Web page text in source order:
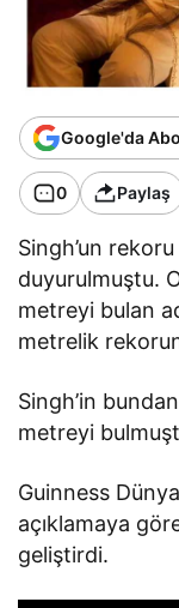
Google'da
0 Paylaş
Singh’un
duyurulmuştu.
metreyi bulan
metrelik
Singh’in
metreyi
Guinness
açıklamaya
geliştirdi.